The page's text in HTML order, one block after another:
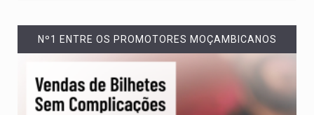
Nº1 ENTRE OS PROMOTORES MOÇAMBICANOS